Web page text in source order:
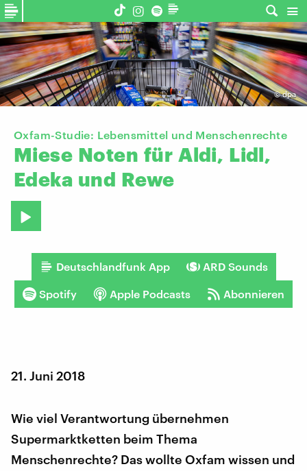
©dpa
Oxfam-Studie: Lebensmittel und Menschenrechte
Miese Noten für Aldi, Lidl,
Edeka und Rewe
Deutschlandfunk App ARD Sounds
Spotify Apple Podcasts Abonnieren
21. Juni 2018
Wie viel Verantwortung übernehmen
Supermarktketten beim Thema
Menschenrechte? Das wollte Oxfam wissen und